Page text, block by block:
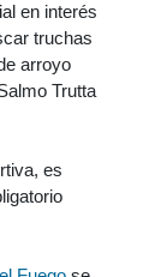
en interés
truchas
arroyo
Trutta
es